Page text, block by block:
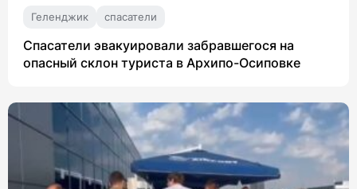
Геленджик спасатели
Спасатели эвакуировали забравшегося на
опасный склон туриста в Архипо-Осиповке